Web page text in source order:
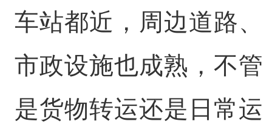
车站都近，周边道路、
市政设施也成熟，不管
是货物转运还是日常运